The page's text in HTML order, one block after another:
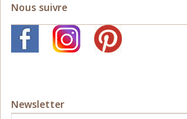
Nous suivre
Newsletter